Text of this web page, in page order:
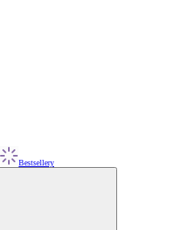
Bestsellery